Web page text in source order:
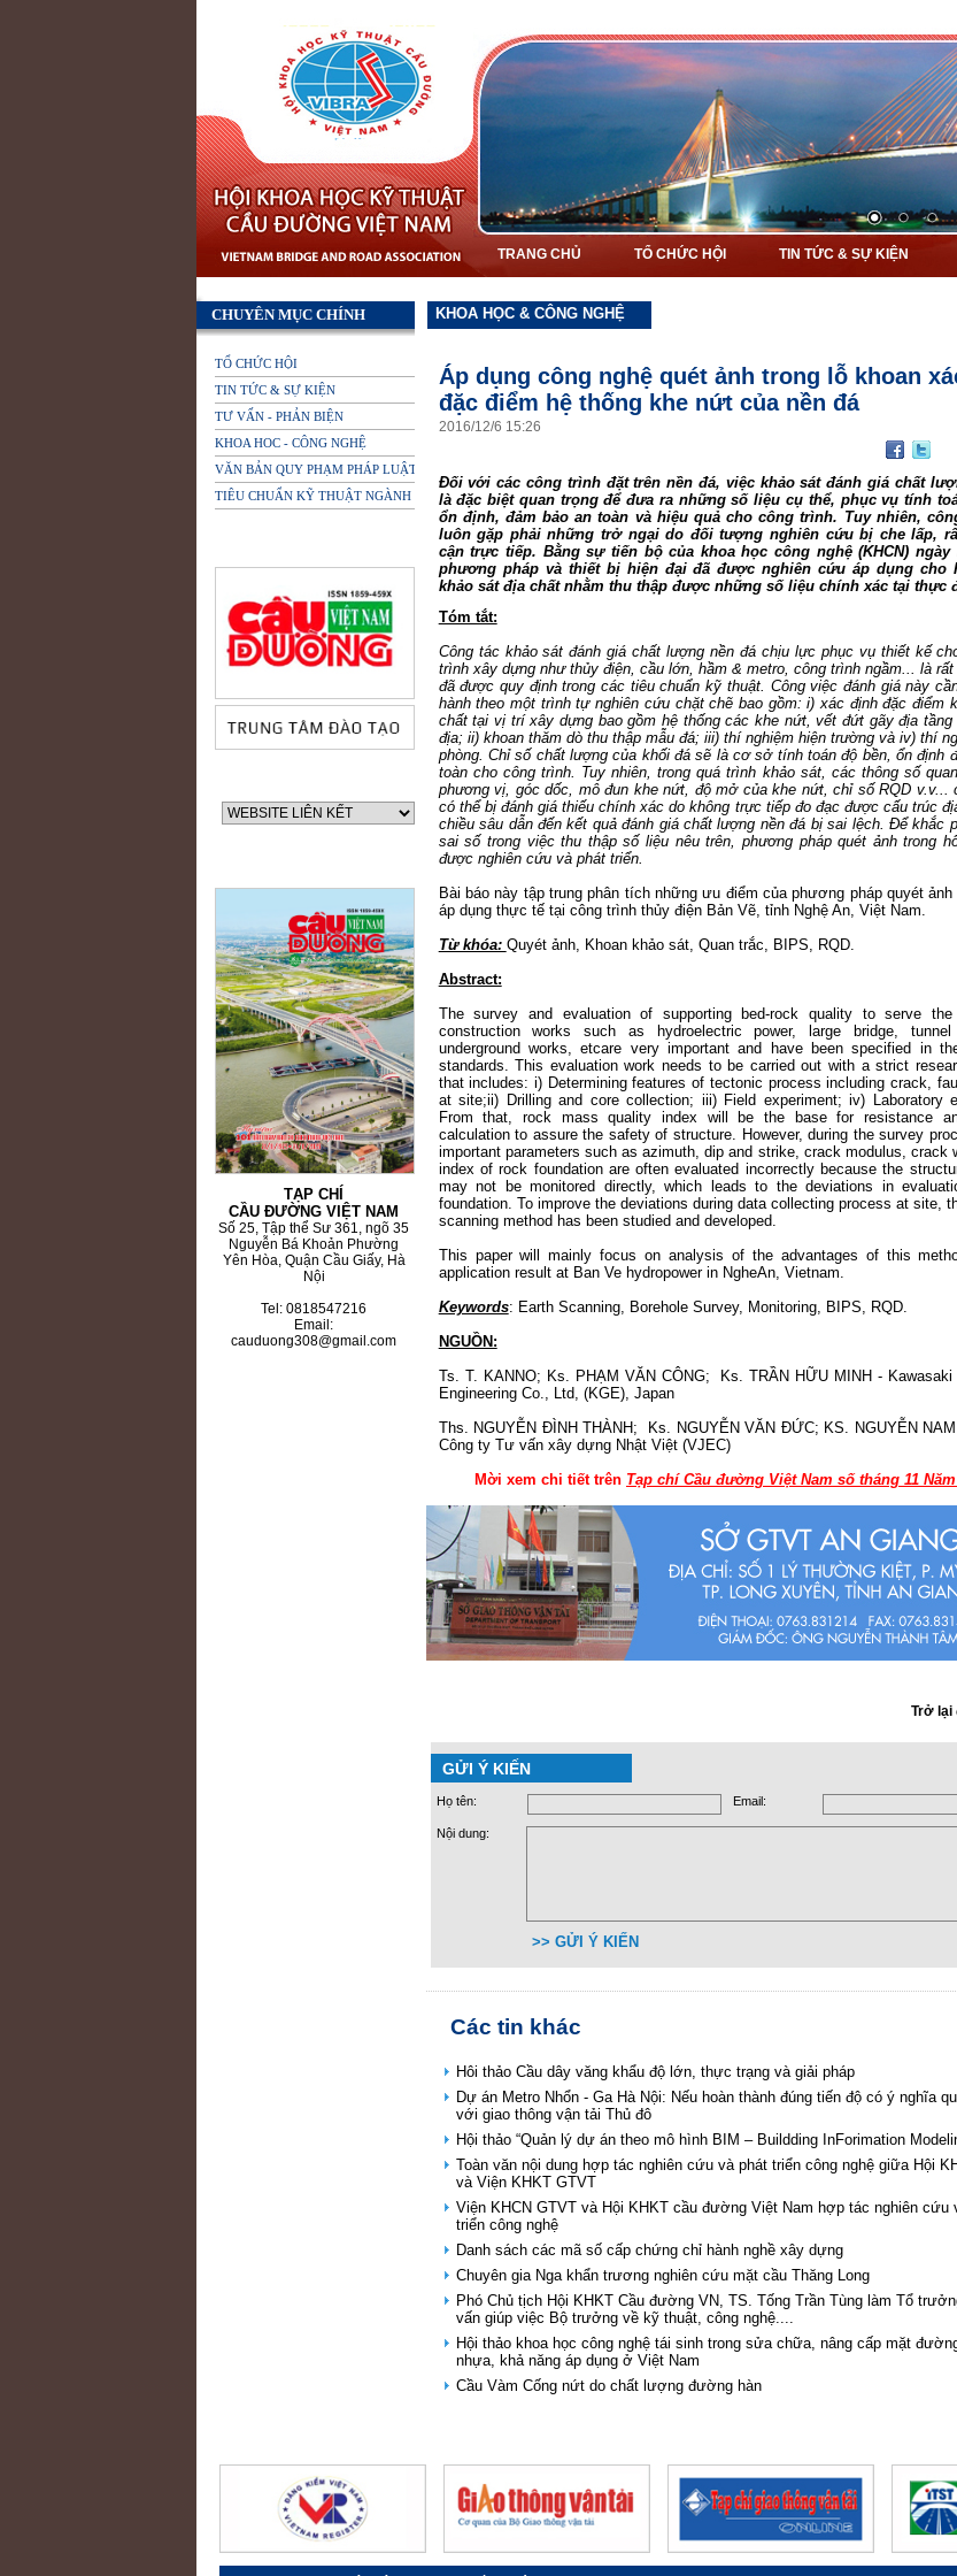
TRANG CHỦ TỔ CHỨC HỘI TIN TỨC & SỰ KIỆN
CHUYÊN MỤC CHÍNH
TỔ CHỨC HỘI
TIN TỨC & SỰ KIỆN
TƯ VẤN - PHẢN BIỆN
KHOA HOC - CÔNG NGHỆ
VĂN BẢN QUY PHẠM PHÁP LUẬT
TIÊU CHUẨN KỸ THUẬT NGÀNH
TẠP CHÍ
CẦU ĐƯỜNG VIỆT NAM
Số 25, Tập thể Sư 361, ngõ 35
Nguyễn Bá Khoản Phường
Yên Hòa, Quận Cầu Giấy, Hà
Nội
Tel: 0818547216
Email:
cauduong308@gmail.com
KHOA HỌC & CÔNG NGHỆ
Áp dụng công nghệ quét ảnh trong lỗ khoan
đặc điểm hệ thống khe nứt của nền đá
2016/12/6 15:26
Đối với các công trình đặt trên nền đá, việc khảo sát đánh giá chất
là đặc biệt quan trọng để đưa ra những số liệu cụ thể, phục vụ tính
ổn định, đảm bảo an toàn và hiệu quả cho công trình. Tuy nhiên,
luôn gặp phải những trở ngại do đối tượng nghiên cứu bị che lấp,
cận trực tiếp. Bằng sự tiến bộ của khoa học công nghệ (KHCN) ngày
phương pháp và thiết bị hiện đại đã được nghiên cứu áp dụng cho
khảo sát địa chất nhằm thu thập được những số liệu chính xác tại thực
Tóm tắt:
Công tác khảo sát đánh giá chất lượng nền đá chịu lực phục vụ thiết kế
trình xây dựng như thủy điện, cầu lớn, hầm & metro, công trình ngầm... là rất
đã được quy định trong các tiêu chuẩn kỹ thuật. Công việc đánh giá này
hành theo một trình tự nghiên cứu chặt chẽ bao gồm: i) xác định đặc điểm
chất tại vị trí xây dựng bao gồm hệ thống các khe nứt, vết đứt gãy địa tầng
địa; ii) khoan thăm dò thu thập mẫu đá; iii) thí nghiệm hiện trường và iv) thí
phòng. Chỉ số chất lượng của khối đá sẽ là cơ sở tính toán độ bền, ổn định
toàn cho công trình. Tuy nhiên, trong quá trình khảo sát, các thông số
phương vị, góc dốc, mô đun khe nứt, độ mở của khe nứt, chỉ số RQD v.v...
có thể bị đánh giá thiếu chính xác do không trực tiếp đo đạc được cấu trúc
chiều sâu dẫn đến kết quả đánh giá chất lượng nền đá bị sai lệch. Để khắc
sai số trong việc thu thập số liệu nêu trên, phương pháp quét ảnh trong
được nghiên cứu và phát triển.
Bài báo này tập trung phân tích những ưu điểm của phương pháp quyét
áp dụng thực tế tại công trình thủy điện Bản Vẽ, tỉnh Nghệ An, Việt Nam.
Từ khóa: Quyét ảnh, Khoan khảo sát, Quan trắc, BIPS, RQD.
Abstract:
The survey and evaluation of supporting bed-rock quality to serve
construction works such as hydroelectric power, large bridge,
underground works, etcare very important and have been specified in
standards. This evaluation work needs to be carried out with a strict
that includes: i) Determining features of tectonic process including crack,
at site;ii) Drilling and core collection; iii) Field experiment; iv) Laboratory
From that, rock mass quality index will be the base for resistance
calculation to assure the safety of structure. However, during the survey
important parameters such as azimuth, dip and strike, crack modulus, crack
index of rock foundation are often evaluated incorrectly because the
may not be monitored directly, which leads to the deviations in
foundation. To improve the deviations during data collecting process at site,
scanning method has been studied and developed.
This paper will mainly focus on analysis of the advantages of this
application result at Ban Ve hydropower in NgheAn, Vietnam.
Keywords: Earth Scanning, Borehole Survey, Monitoring, BIPS, RQD.
NGUỒN:
Ts. T. KANNO; Ks. PHẠM VĂN CÔNG; Ks. TRẦN HỮU MINH - Kawasaki
Engineering Co., Ltd, (KGE), Japan
Ths. NGUYỄN ĐÌNH THÀNH; Ks. NGUYỄN VĂN ĐỨC; KS. NGUYỄN
Công ty Tư vấn xây dựng Nhật Việt (VJEC)
Mời xem chi tiết trên Tạp chí Cầu đường Việt Nam số tháng 11 Năm
Trở lại
GỬI Ý KIẾN
Họ tên: Email:
Nội dung:
>> GỬI Ý KIẾN
Các tin khác
Hôi thảo Cầu dây văng khẩu độ lớn, thực trạng và giải pháp
Dự án Metro Nhổn - Ga Hà Nội: Nếu hoàn thành đúng tiến độ có ý nghĩa
với giao thông vận tải Thủ đô
Hội thảo “Quản lý dự án theo mô hình BIM – Buildding InForimation
Toàn văn nội dung hợp tác nghiên cứu và phát triển công nghệ giữa Hội
và Viện KHKT GTVT
Viện KHCN GTVT và Hội KHKT cầu đường Việt Nam hợp tác nghiên cứu
triển công nghệ
Danh sách các mã số cấp chứng chỉ hành nghề xây dựng
Chuyên gia Nga khẩn trương nghiên cứu mặt cầu Thăng Long
Phó Chủ tịch Hội KHKT Cầu đường VN, TS. Tống Trần Tùng làm Tổ
vấn giúp việc Bộ trưởng về kỹ thuật, công nghệ....
Hội thảo khoa học công nghệ tái sinh trong sửa chữa, nâng cấp mặt
nhựa, khả năng áp dụng ở Việt Nam
Cầu Vàm Cống nứt do chất lượng đường hàn